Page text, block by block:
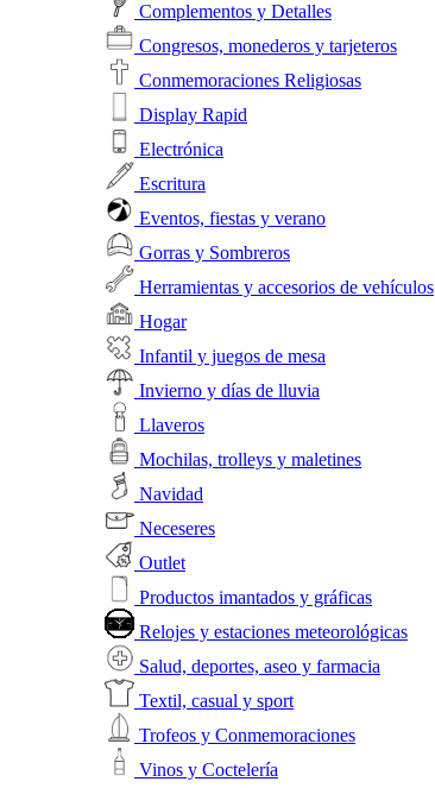
Complementos y Detalles
Congresos, monederos y tarjeteros
Conmemoraciones Religiosas
Display Rapid
Electrónica
Escritura
Eventos, fiestas y verano
Gorras y Sombreros
Herramientas y accesorios de vehículos
Hogar
Infantil y juegos de mesa
Invierno y días de lluvia
Llaveros
Mochilas, trolleys y maletines
Navidad
Neceseres
Outlet
Productos imantados y gráficas
Relojes y estaciones meteorológicas
Salud, deportes, aseo y farmacia
Textil, casual y sport
Trofeos y Conmemoraciones
Vinos y Coctelería